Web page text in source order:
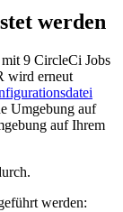
werden
9 CircleCi Jobs
wird erneut
Umgebung auf
auf Ihrem
werden: